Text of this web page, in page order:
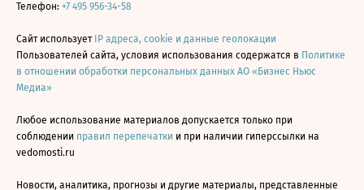
Телефон: +7 495 956-34-58
Сайт использует IP адреса, cookie и данные геолокации
Пользователей сайта, условия использования содержатся в Политике
в отношении обработки персональных данных АО «Бизнес Ньюс
Медиа»
Любое использование материалов допускается только при
соблюдении правил перепечатки и при наличии гиперссылки на
vedomosti.ru
Новости, аналитика, прогнозы и другие материалы, представленные